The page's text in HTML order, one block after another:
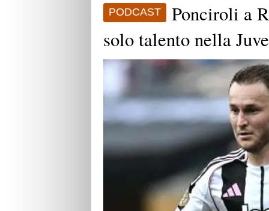
PODCAST
Ponciroli a
solo talento nella